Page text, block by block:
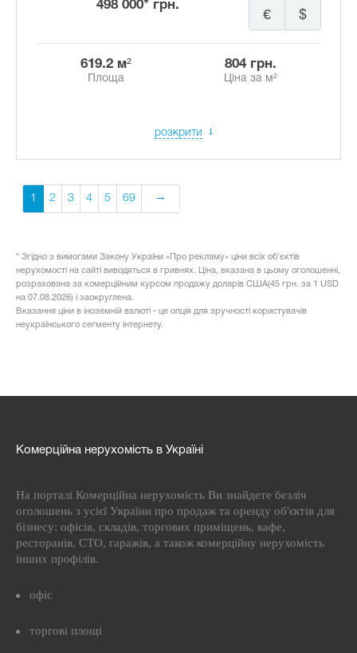
498 000* грн.
$
€
619.2 м²
Площа
804 грн.
Ціна за м²
розкрити
1 2 3 4 5 69
* Згідно з вимогами Закону України «Про рекламу» ціни всіх об'єктів
нерухомості на сайті виводяться в гривнях. Ціна, вказана в цьому оголошенні,
розрахована за комерційним курсом продажу доларів США(45 грн. за 1 USD
на 07.08.2026) і заокруглена.
Вказання ціни в іноземній валюті - це опція для зручності користувачів
неукраїнського сегменту інтернету.
Комерційна нерухомість в Україні
На порталі Комерційна нерухомість Ви знайдете безліч
оголошень з усієї України про продаж та оренду об'єктів для
бізнесу: офісів, складів, торгових приміщень, кафе,
ресторанів, СТО, гаражів, а також комерційну нерухомість
інших профілів.
офіс
торгові площі